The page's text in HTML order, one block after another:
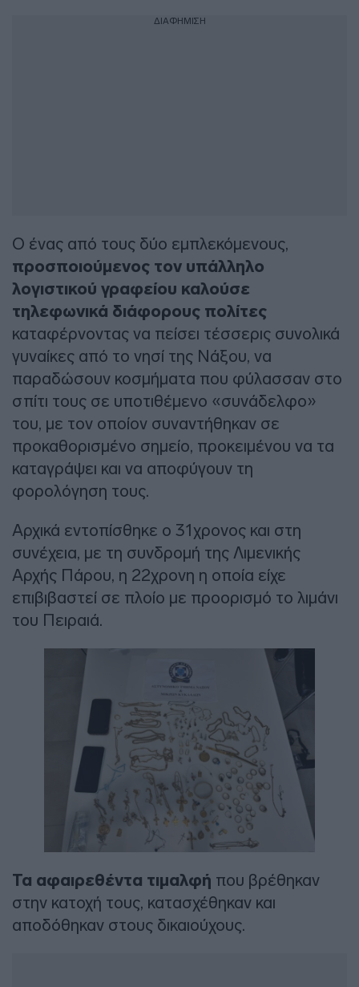
ΔΙΑΦΗΜΙΣΗ
Ο ένας από τους δύο εμπλεκόμενους,
προσποιούμενος τον υπάλληλο
λογιστικού γραφείου καλούσε
τηλεφωνικά διάφορους πολίτες
καταφέρνοντας να πείσει τέσσερις συνολικά
γυναίκες από το νησί της Νάξου, να
παραδώσουν κοσμήματα που φύλασσαν στο
σπίτι τους σε υποτιθέμενο «συνάδελφο»
του, με τον οποίον συναντήθηκαν σε
προκαθορισμένο σημείο, προκειμένου να τα
καταγράψει και να αποφύγουν τη
φορολόγηση τους.
Αρχικά εντοπίσθηκε ο 31χρονος και στη
συνέχεια, με τη συνδρομή της Λιμενικής
Αρχής Πάρου, η 22χρονη η οποία είχε
επιβιβαστεί σε πλοίο με προορισμό το λιμάνι
του Πειραιά.
Τα αφαιρεθέντα τιμαλφή που βρέθηκαν
στην κατοχή τους, κατασχέθηκαν και
αποδόθηκαν στους δικαιούχους.